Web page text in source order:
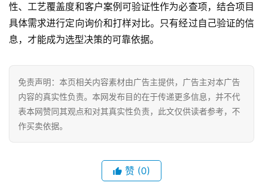
性、工艺覆盖度和客户案例可验证性作为必查项，结合项目
具体需求进行定向询价和打样对比。只有经过自己验证的信
息，才能成为选型决策的可靠依据。
免责声明：本页相关内容素材由广告主提供，广告主对本广告
内容的真实性负责。本网发布目的在于传递更多信息，并不代
表本网赞同其观点和对其真实性负责，此文仅供读者参考，不
作买卖依据。
赞 (0)